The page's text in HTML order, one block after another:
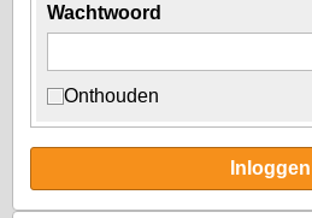
Wachtwoord
Onthouden
Inloggen